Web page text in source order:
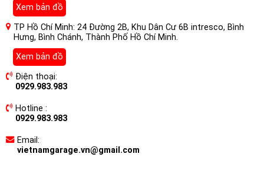
Xem bản đồ
TP Hồ Chí Minh: 24 Đường 2B, Khu Dân Cư 6B intresco, Bình
Hưng, Bình Chánh, Thành Phố Hồ Chí Minh.
Xem bản đồ
Điện thoại:
0929.983.983
Hotline :
0929.983.983
Email:
vietnamgarage.vn@gmail.com